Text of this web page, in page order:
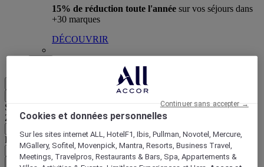
15% de réduction toute l'année sur vos séjours dans
+30 marques
DÉCOUVRIR
Sélectionnez votre zone et votre langue ci-dessous
Zone géographique
Pays/Région - Langue
Valider votre zone et votre langue
Cookies et données personnelles
Sur les sites internet ALL, HotelF1, Ibis, Pullman, Novotel, Mercure,
MGallery, Sofitel, Movenpick, Mantra, Resorts, Business Travel,
Meetings, Travelpros, Restaurants & Bars, Spa, Appartements &
Continuer sans accepter →